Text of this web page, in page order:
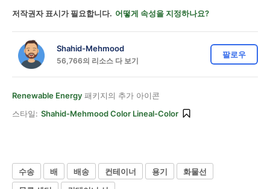
저작권자 표시가 필요합니다. 어떻게 속성을 지정하나요?
Shahid-Mehmood
56,766의 리소스 다 보기
팔로우
Renewable Energy 패키지의 추가 아이콘
스타일: Shahid-Mehmood Color Lineal-Color
수송 배 배송 컨테이너 용기
화물선